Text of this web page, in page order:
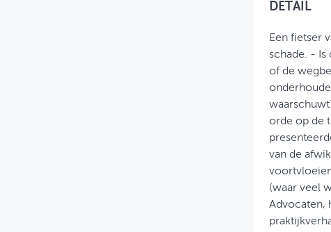
DETAIL
Een fietser
schade. - Is
of de
orde op de
van de
(waar veel
Advocaten,